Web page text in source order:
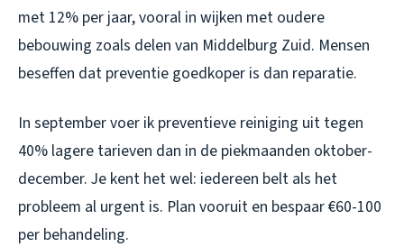
met 12% per jaar, vooral in wijken met oudere
bebouwing zoals delen van Middelburg Zuid. Mensen
beseffen dat preventie goedkoper is dan reparatie.
In september voer ik preventieve reiniging uit tegen
40% lagere tarieven dan in de piekmaanden oktober-
december. Je kent het wel: iedereen belt als het
probleem al urgent is. Plan vooruit en bespaar €60-100
per behandeling.